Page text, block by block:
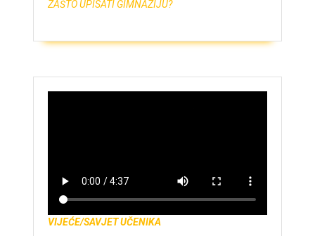
ZAŠTO UPISATI GIMNAZIJU?
VIJEĆE/SAVJET UČENIKA